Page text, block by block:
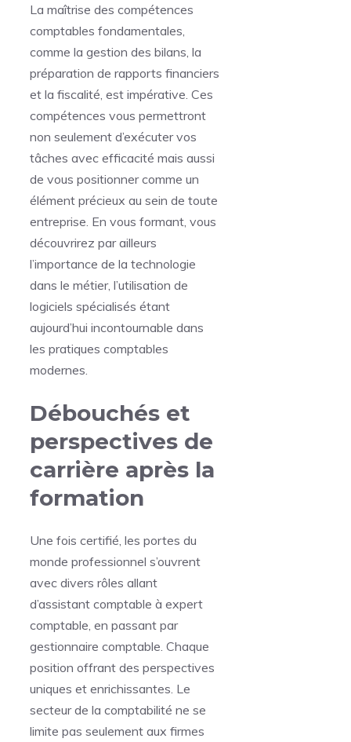
La maîtrise des compétences
comptables fondamentales,
comme la gestion des bilans, la
préparation de rapports financiers
et la fiscalité, est impérative. Ces
compétences vous permettront
non seulement d’exécuter vos
tâches avec efficacité mais aussi
de vous positionner comme un
élément précieux au sein de toute
entreprise. En vous formant, vous
découvrirez par ailleurs
l’importance de la technologie
dans le métier, l’utilisation de
logiciels spécialisés étant
aujourd’hui incontournable dans
les pratiques comptables
modernes.
Débouchés et
perspectives de
carrière après la
formation
Une fois certifié, les portes du
monde professionnel s’ouvrent
avec divers rôles allant
d’assistant comptable à expert
comptable, en passant par
gestionnaire comptable. Chaque
position offrant des perspectives
uniques et enrichissantes. Le
secteur de la comptabilité ne se
limite pas seulement aux firmes